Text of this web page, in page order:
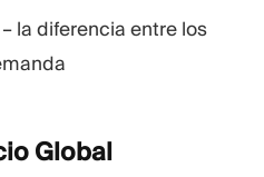
– la diferencia entre los
Global